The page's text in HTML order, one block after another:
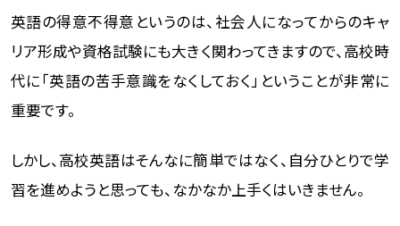
英語の得意不得意というのは、社会人になってからのキャ
リア形成や資格試験にも大きく関わってきますので、高校時
代に「英語の苦手意識をなくしておく」ということが非常に
重要です。
しかし、高校英語はそんなに簡単ではなく、自分ひとりで学
習を進めようと思っても、なかなか上手くはいきません。